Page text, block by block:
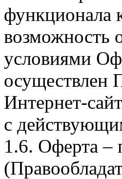
функционала
возможность
условиями
осуществлен
Интернет-
с
1.6. Оферта –